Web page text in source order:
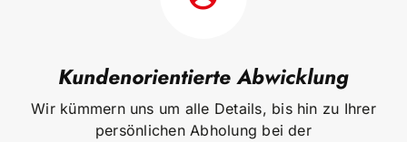
Kundenorientierte Abwicklung
Wir kümmern uns um alle Details, bis hin zu Ihrer
persönlichen Abholung bei der